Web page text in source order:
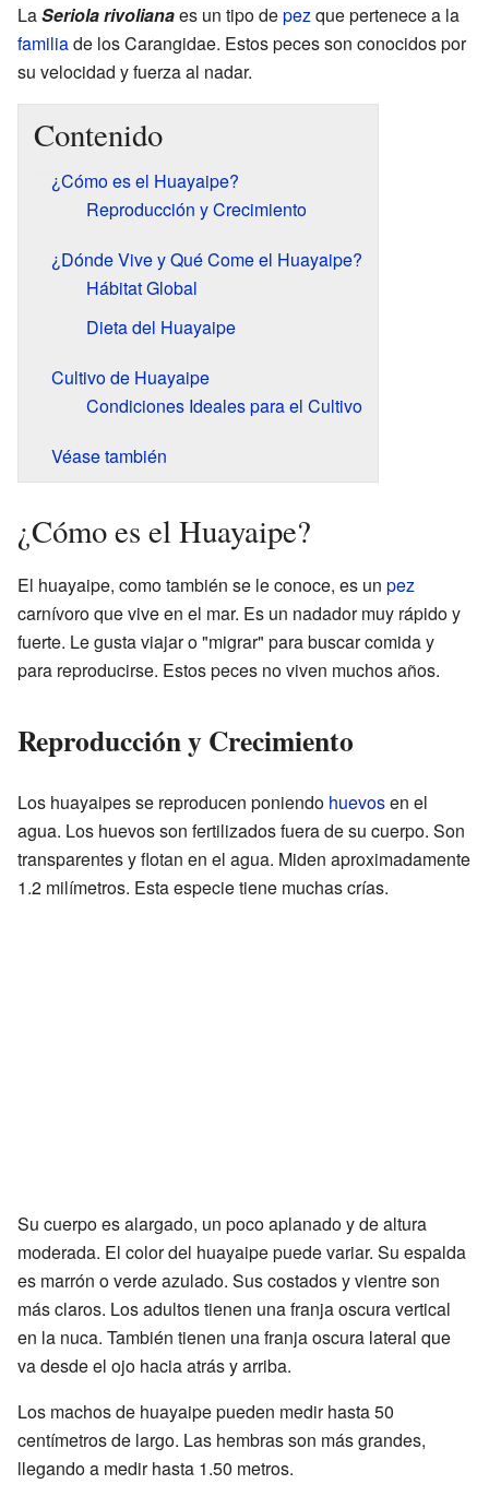
LaSeriola rivolianaes un tipo depezque pertenece a la
familiade los Carangidae. Estos peces son conocidos por
su velocidad y fuerza al nadar.
Contenido
¿Cómo es el Huayaipe?
Reproducción y Crecimiento
¿Dónde Vive y Qué Come el Huayaipe?
Hábitat Global
Dieta del Huayaipe
Cultivo de Huayaipe
Condiciones Ideales para el Cultivo
Véase también
¿Cómo es el Huayaipe?
El huayaipe, como también se le conoce, es un pez
carnívoro que vive en el mar. Es un nadador muy rápido y
fuerte. Le gusta viajar o "migrar" para buscar comida y
para reproducirse. Estos peces no viven muchos años.
Reproducción y Crecimiento
Los huayaipes se reproducen poniendo huevosen el
agua. Los huevos son fertilizados fuera de su cuerpo. Son
transparentes y flotan en el agua. Miden aproximadamente
1.2 milímetros. Esta especie tiene muchas crías.
Su cuerpo es alargado, un poco aplanado y de altura
moderada. El color del huayaipe puede variar. Su espalda
es marrón o verde azulado. Sus costados y vientre son
más claros. Los adultos tienen una franja oscura vertical
en la nuca. También tienen una franja oscura lateral que
va desde el ojo hacia atrás y arriba.
Los machos de huayaipe pueden medir hasta 50
centímetros de largo. Las hembras son más grandes,
llegando a medir hasta 1.50 metros.